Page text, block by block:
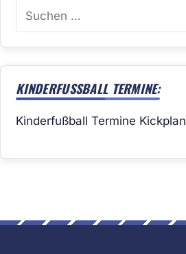
Suchen
KINDERFUSSBALL TERMINE:
Kinderfußball Termine Kickplan